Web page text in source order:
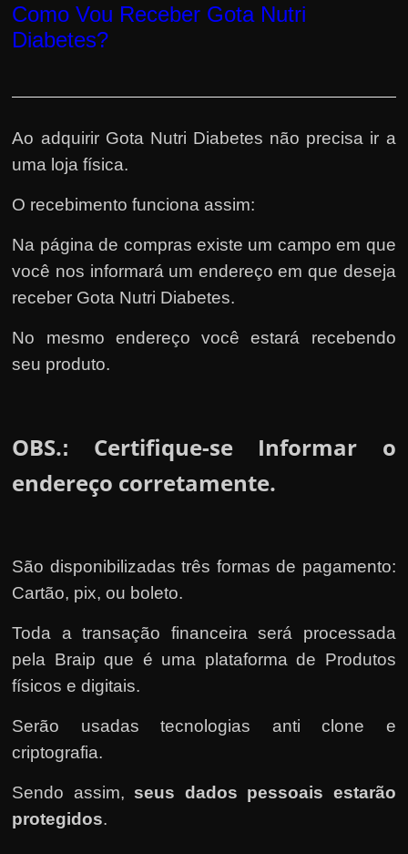
Como Vou Receber Gota Nutri
Diabetes?
Ao adquirir Gota Nutri Diabetes não precisa ir a
uma loja física.
O recebimento funciona assim:
Na página de compras existe um campo em que
você nos informará um endereço em que deseja
receber Gota Nutri Diabetes.
No mesmo endereço você estará recebendo
seu produto.
OBS.:
Certifique-se Informar o
endereço corretamente.
São disponibilizadas três formas de pagamento:
Cartão, pix, ou boleto.
Toda a transação financeira será processada
pela Braip que é uma plataforma de Produtos
físicos e digitais.
Serão usadas tecnologias anti clone e
criptografia.
Sendo assim, seus dados pessoais estarão
protegidos.